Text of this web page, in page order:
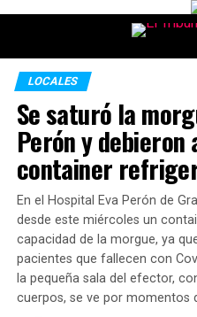
LOCALES
Se saturó la
Perón y debieron
container
En el Hospital Eva Perón de
desde este miércoles un
capacidad de la morgue, ya
pacientes que fallecen con
la pequeña sala del efector,
cuerpos, se ve por momentos